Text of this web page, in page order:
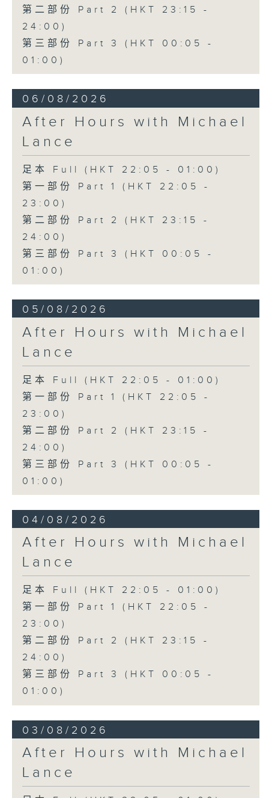
第二部份 Part 2 (HKT 23:15 -
24:00)
第三部份 Part 3 (HKT 00:05 -
01:00)
06/08/2026
After Hours with Michael
Lance
足本 Full (HKT 22:05 - 01:00)
第一部份 Part 1 (HKT 22:05 -
23:00)
第二部份 Part 2 (HKT 23:15 -
24:00)
第三部份 Part 3 (HKT 00:05 -
01:00)
05/08/2026
After Hours with Michael
Lance
足本 Full (HKT 22:05 - 01:00)
第一部份 Part 1 (HKT 22:05 -
23:00)
第二部份 Part 2 (HKT 23:15 -
24:00)
第三部份 Part 3 (HKT 00:05 -
01:00)
04/08/2026
After Hours with Michael
Lance
足本 Full (HKT 22:05 - 01:00)
第一部份 Part 1 (HKT 22:05 -
23:00)
第二部份 Part 2 (HKT 23:15 -
24:00)
第三部份 Part 3 (HKT 00:05 -
01:00)
03/08/2026
After Hours with Michael
Lance